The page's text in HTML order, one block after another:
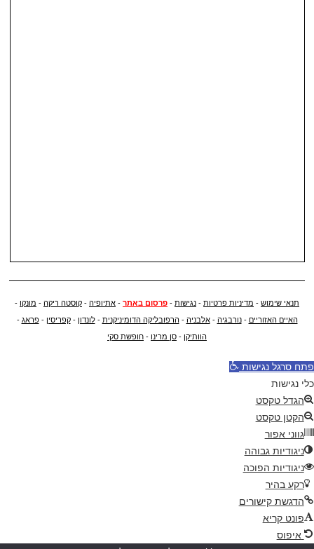
תנאי שימוש - מדיניות פרטיות - נגישות - פרסום באתר - אתיופיה - קוסטה ריקה - מונקו -
האיים האזוריים -נורבגיה -אלבניה -הרפובליקה הדומיניקנית -לונדון -קפריסין -פראג -
הוותיקן - סן מרינו - חופשת סקי
פתח סרגל נגישות
כלי נגישות
הגדל טקסט
הקטן טקסט
גווני אפור
ניגודיות גבוהה
ניגודיות הפוכה
רקע בהיר
הדגשת קישורים
פונט קריא
איפוס